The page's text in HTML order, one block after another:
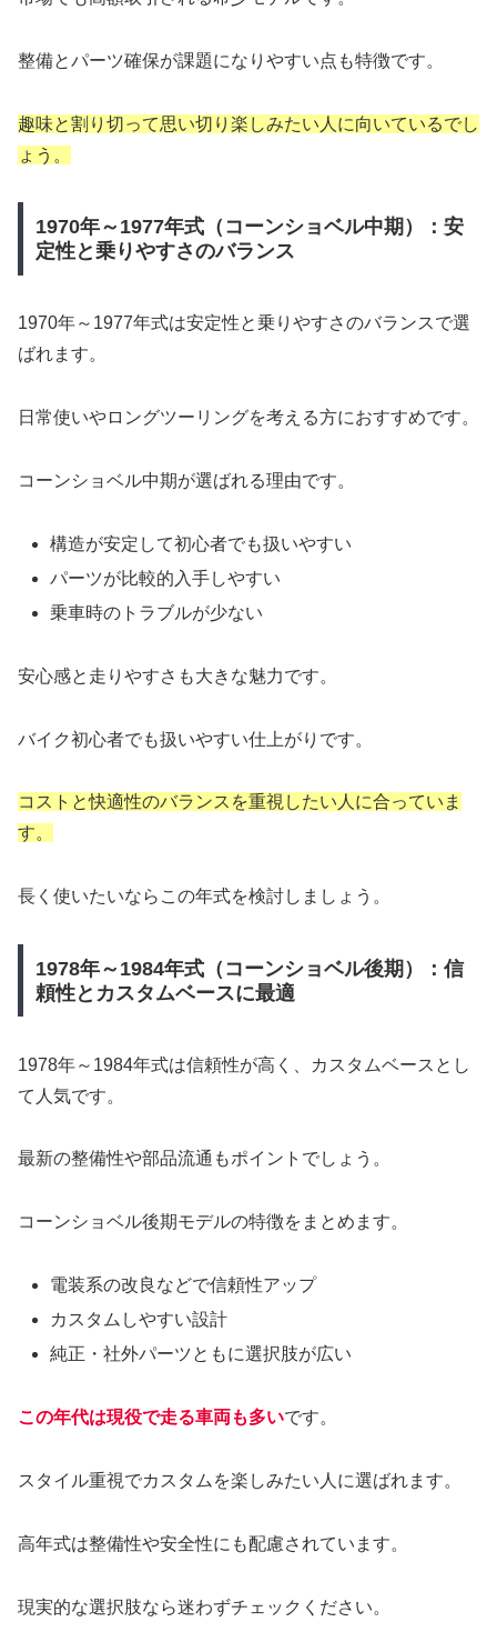
整備とパーツ確保が課題になりやすい点も特徴です。
趣味と割り切って思い切り楽しみたい人に向いているでし
ょう。
1970年～1977年式（コーンショベル中期）：安
定性と乗りやすさのバランス
1970年～1977年式は安定性と乗りやすさのバランスで選
ばれます。
日常使いやロングツーリングを考える方におすすめです。
コーンショベル中期が選ばれる理由です。
構造が安定して初心者でも扱いやすい
パーツが比較的入手しやすい
乗車時のトラブルが少ない
安心感と走りやすさも大きな魅力です。
バイク初心者でも扱いやすい仕上がりです。
コストと快適性のバランスを重視したい人に合っていま
す。
長く使いたいならこの年式を検討しましょう。
1978年～1984年式（コーンショベル後期）：信
頼性とカスタムベースに最適
1978年～1984年式は信頼性が高く、カスタムベースとし
て人気です。
最新の整備性や部品流通もポイントでしょう。
コーンショベル後期モデルの特徴をまとめます。
電装系の改良などで信頼性アップ
カスタムしやすい設計
純正・社外パーツともに選択肢が広い
この年代は現役で走る車両も多いです。
スタイル重視でカスタムを楽しみたい人に選ばれます。
高年式は整備性や安全性にも配慮されています。
現実的な選択肢なら迷わずチェックください。